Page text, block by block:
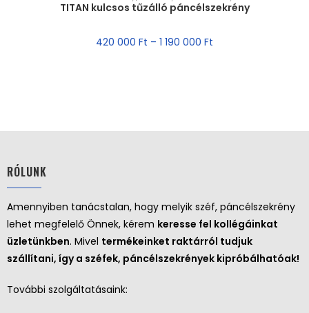
TITAN kulcsos tűzálló páncélszekrény
420 000 Ft – 1 190 000 Ft
RÓLUNK
Amennyiben tanácstalan, hogy melyik széf, páncélszekrény
lehet megfelelő Önnek, kérem keresse fel kollégáinkat
üzletünkben. Mivel termékeinket raktárról tudjuk
szállítani, így a széfek, páncélszekrények kipróbálhatóak!
További szolgáltatásaink: